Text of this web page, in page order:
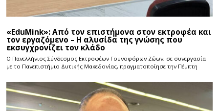
«EduMink»: Από τον επιστήμονα στον εκτροφέα και
τον εργαζόμενο – Η αλυσίδα της γνώσης που
εκσυγχρονίζει τον κλάδο
Ο Πανελλήνιος Σύνδεσμος Εκτροφέων Γουνοφόρων Ζώων, σε συνεργασία
με το Πανεπιστήμιο Δυτικής Μακεδονίας, πραγματοποίησε την Πέμπτη